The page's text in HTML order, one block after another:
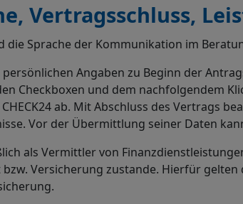
Vertragsschluss,
die Sprache der Kommunikation im
Angaben zu Beginn der
Checkboxen und dem nachfolgendem
ab. Mit Abschluss des Vertrags
Vor der Übermittlung seiner Daten
als Vermittler von
Versicherung zustande. Hierfür